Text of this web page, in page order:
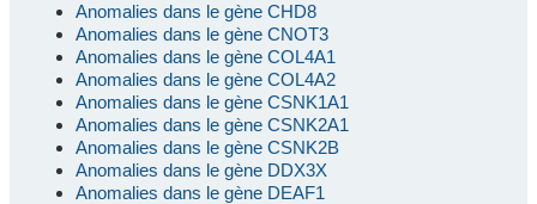
Anomalies dans le gène CHD8
Anomalies dans le gène CNOT3
Anomalies dans le gène COL4A1
Anomalies dans le gène COL4A2
Anomalies dans le gène CSNK1A1
Anomalies dans le gène CSNK2A1
Anomalies dans le gène CSNK2B
Anomalies dans le gène DDX3X
Anomalies dans le gène DEAF1